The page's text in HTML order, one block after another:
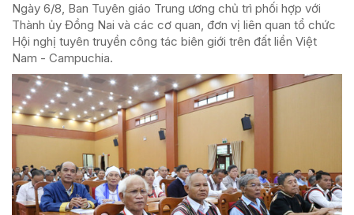
Ngày 6/8, Ban Tuyên giáo Trung ương chủ trì phối hợp với
Thành ủy Đồng Nai và các cơ quan, đơn vị liên quan tổ chức
Hội nghị tuyên truyền công tác biên giới trên đất liền Việt
Nam - Campuchia.